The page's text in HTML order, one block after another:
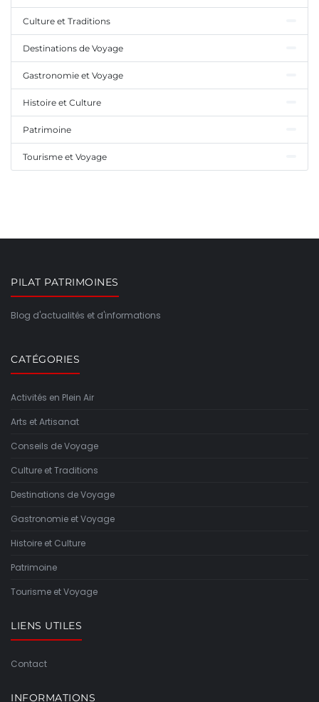
Culture et Traditions
Destinations de Voyage
Gastronomie et Voyage
Histoire et Culture
Patrimoine
Tourisme et Voyage
PILAT PATRIMOINES
Blog d'actualités et d'informations
CATÉGORIES
Activités en Plein Air
Arts et Artisanat
Conseils de Voyage
Culture et Traditions
Destinations de Voyage
Gastronomie et Voyage
Histoire et Culture
Patrimoine
Tourisme et Voyage
LIENS UTILES
Contact
INFORMATIONS